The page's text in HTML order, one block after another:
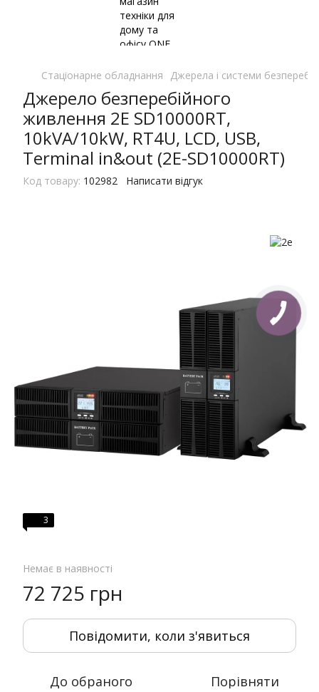
Стаціонарне обладнання Джерела і системи
Джерело безперебійного
живлення 2E SD10000RT,
10kVA/10kW, RT4U, LCD, USB,
Terminal in&out (2E-SD10000RT)
Код товару: 102982 Написати відгук
3
Немає в наявності
72 725 грн
Повідомити, коли з'явиться
До обраного Порівняти